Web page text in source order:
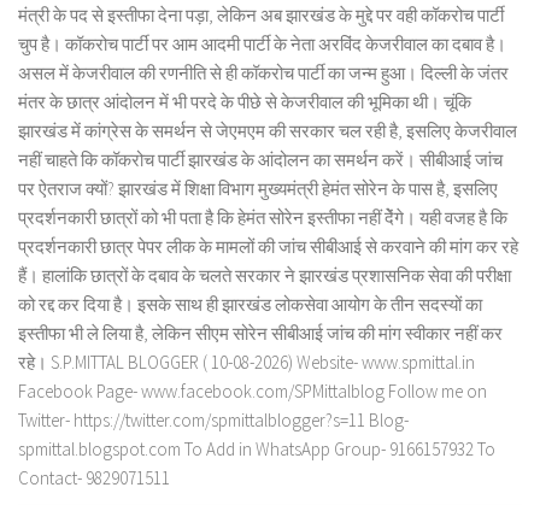
मंत्री के पद से इस्तीफा देना पड़ा, लेकिन अब झारखंड के मुद्दे पर वही कॉकरोच पार्टी
चुप है। कॉकरोच पार्टी पर आम आदमी पार्टी के नेता अरविंद केजरीवाल का दबाव है।
असल में केजरीवाल की रणनीति से ही कॉकरोच पार्टी का जन्म हुआ। दिल्ली के जंतर
मंतर के छात्र आंदोलन में भी परदे के पीछे से केजरीवाल की भूमिका थी। चूंकि
झारखंड में कांग्रेस के समर्थन से जेएमएम की सरकार चल रही है, इसलिए केजरीवाल
नहीं चाहते कि कॉकरोच पार्टी झारखंड के आंदोलन का समर्थन करें। सीबीआई जांच
पर ऐतराज क्यों? झारखंड में शिक्षा विभाग मुख्यमंत्री हेमंत सोरेन के पास है, इसलिए
प्रदर्शनकारी छात्रों को भी पता है कि हेमंत सोरेन इस्तीफा नहीं देेंगे। यही वजह है कि
प्रदर्शनकारी छात्र पेपर लीक के मामलों की जांच सीबीआई से करवाने की मांग कर रहे
हैं। हालांकि छात्रों के दबाव के चलते सरकार ने झारखंड प्रशासनिक सेवा की परीक्षा
को रद्द कर दिया है। इसके साथ ही झारखंड लोकसेवा आयोग के तीन सदस्यों का
इस्तीफा भी ले लिया है, लेकिन सीएम सोरेन सीबीआई जांच की मांग स्वीकार नहीं कर
रहे। S.P.MITTAL BLOGGER ( 10-08-2026) Website- www.spmittal.in
Facebook Page- www.facebook.com/SPMittalblog Follow me on
Twitter- https://twitter.com/spmittalblogger?s=11 Blog-
spmittal.blogspot.com To Add in WhatsApp Group- 9166157932 To
Contact- 9829071511